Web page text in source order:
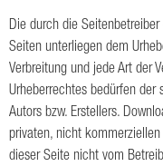
Die durch die
Seiten unterliegen dem
Verbreitung und jede Art der
Urheberrechtes bedürfen
Autors bzw. Erstellers.
privaten, nicht
dieser Seite nicht vom